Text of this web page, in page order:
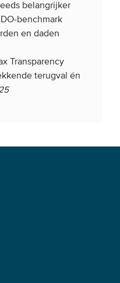
belangrijker
benchmark
en daden
Transparency
terugval én